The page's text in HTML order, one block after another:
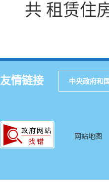
共 租赁住
友情链接 中央政府和
网站地图